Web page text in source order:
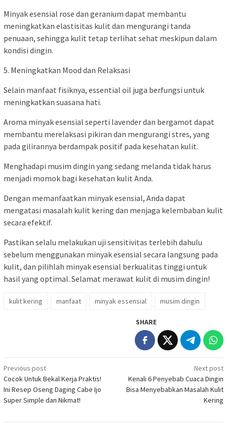
Minyak esensial rose dan geranium dapat membantu
meningkatkan elastisitas kulit dan mengurangi tanda
penuaan, sehingga kulit tetap terlihat sehat meskipun dalam
kondisi dingin.
5. Meningkatkan Mood dan Relaksasi
Selain manfaat fisiknya, essential oil juga berfungsi untuk
meningkatkan suasana hati.
Aroma minyak esensial seperti lavender dan bergamot dapat
membantu merelaksasi pikiran dan mengurangi stres, yang
pada gilirannya berdampak positif pada kesehatan kulit.
Menghadapi musim dingin yang sedang melanda tidak harus
menjadi momok bagi kesehatan kulit Anda.
Dengan memanfaatkan minyak esensial, Anda dapat
mengatasi masalah kulit kering dan menjaga kelembaban kulit
secara efektif.
Pastikan selalu melakukan uji sensitivitas terlebih dahulu
sebelum menggunakan minyak esensial secara langsung pada
kulit, dan pilihlah minyak esensial berkualitas tinggi untuk
hasil yang optimal. Selamat merawat kulit di musim dingin!
kulit kering manfaat minyak essensial musim dingin
SHARE
Post
navigation
Previous post
Cocok Untuk Bekal Kerja Praktis!
Ini Resep Oseng Daging Cabe Ijo
Super Simple dan Nikmat!
Next post
Kenali 6 Penyebab Cuaca Dingin
Bisa Menyebabkan Masalah Kulit
Kering